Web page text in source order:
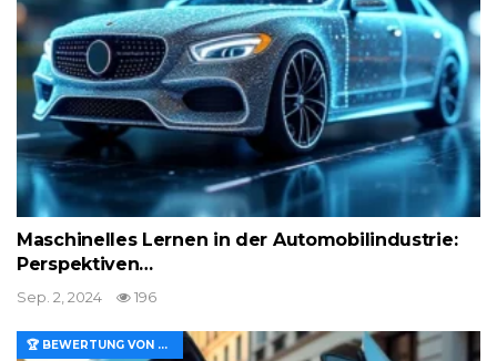
Maschinelles Lernen in der Automobilindustrie:
Perspektiven…
Sep. 2, 2024 196
🏆 BEWERTUNG VON MERKMALEN UND WERT